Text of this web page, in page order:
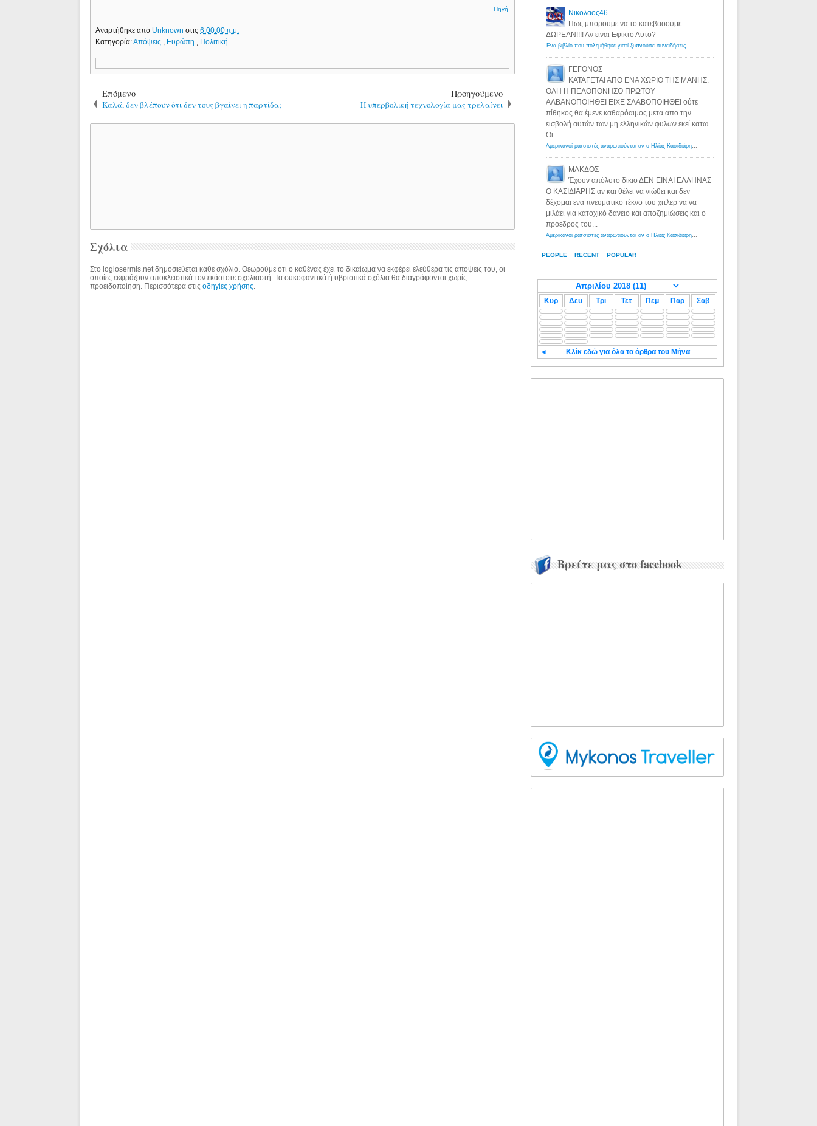
Πηγή
Αναρτήθηκε από Unknownστις6:00:00 π.μ.
Κατηγορία:Απόψεις , Ευρώπη , Πολιτική
Επόμενο
Καλά, δεν βλέπουν ότι δεν τους βγαίνει η παρτίδα;
Προηγούμενο
Η υπερβολική τεχνολογία μας τρελαίνει
Σχόλια
Στο logiosermis.net δημοσιεύεται κάθε σχόλιο. Θεωρούμε ότι ο καθένας έχει το δικαίωμα να εκφέρει ελεύθερα τις απόψεις του, οι
οποίες εκφράζουν αποκλειστικά τον εκάστοτε σχολιαστή. Τα συκοφαντικά ή υβριστικά σχόλια θα διαγράφονται χωρίς
προειδοποίηση. Περισσότερα στιςοδηγίες χρήσης.
PEOPLE RECENT POPULAR
Νικολαος46
Πως μπορουμε να το κατεβασουμε
ΔΩΡΕΑΝ!!!! Αν ειναι Εφικτο Αυτο?
Ένα βιβλίο που πολεμήθηκε γιατί ξυπνούσε συνειδήσεις... - Λόγιος Ερμής | Η γνώση ξεκινάει με την αναζήτηση...
ΓΕΓΟΝΟΣ
ΚΑΤΑΓΕΤΑΙ ΑΠΟ ΕΝΑ ΧΩΡΙΟ ΤΗΣ ΜΑΝΗΣ.
ΟΛΗ Η ΠΕΛΟΠΟΝΗΣΟ ΠΡΩΤΟΥ
ΑΛΒΑΝΟΠΟΙΗΘΕΙ ΕΙΧΕ ΣΛΑΒΟΠΟΙΗΘΕΙ ούτε
πίθηκος θα έμενε καθαρόαιμος μετα απο την
εισβολή αυτών των μη ελληνικών φυλων εκεί κατω.
Οι...
Αμερικανοί ρατσιστές αναρωτιούνται αν ο Ηλίας Κασιδιάρης ανήκει στη λευκή φυλή... - Λόγιος Ερμής
ΜΑΚΔΟΣ
Έχουν απόλυτο δίκιο ΔΕΝ ΕΙΝΑΙ ΕΛΛΗΝΑΣ
Ο ΚΑΣΙΔΙΑΡΗΣ αν και θέλει να νιώθει και δεν
δέχομαι ενα πνευματικό τέκνο του χιτλερ να να
μιλάει για κατοχικό δανειο και αποζημιώσεις και ο
πρόεδρος του...
Αμερικανοί ρατσιστές αναρωτιούνται αν ο Ηλίας Κασιδιάρης ανήκει στη λευκή φυλή... - Λόγιος Ερμής
Κυρ Δευ Τρι Τετ Πεμ Παρ Σαβ
◄ Κλίκ εδώ για όλα τα άρθρα του Μήνα
Βρείτε μας στο facebook